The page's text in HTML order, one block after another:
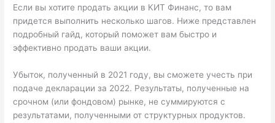
Если вы хотите продать акции в КИТ Финанс, то вам
придется выполнить несколько шагов. Ниже представлен
подробный гайд, который поможет вам быстро и
эффективно продать ваши акции.
Убыток, полученный в 2021 году, вы сможете учесть при
подаче декларации за 2022. Результаты, полученные на
срочном (или фондовом) рынке, не суммируются с
результатами, полученными от структурных продуктов.